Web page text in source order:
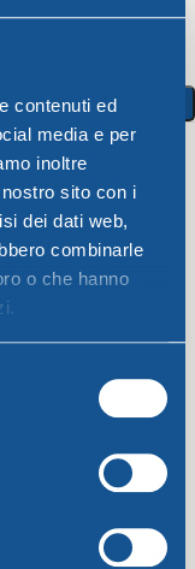
contenuti ed
media e per
inoltre
sito con i
dei dati web,
combinarle
o che hanno